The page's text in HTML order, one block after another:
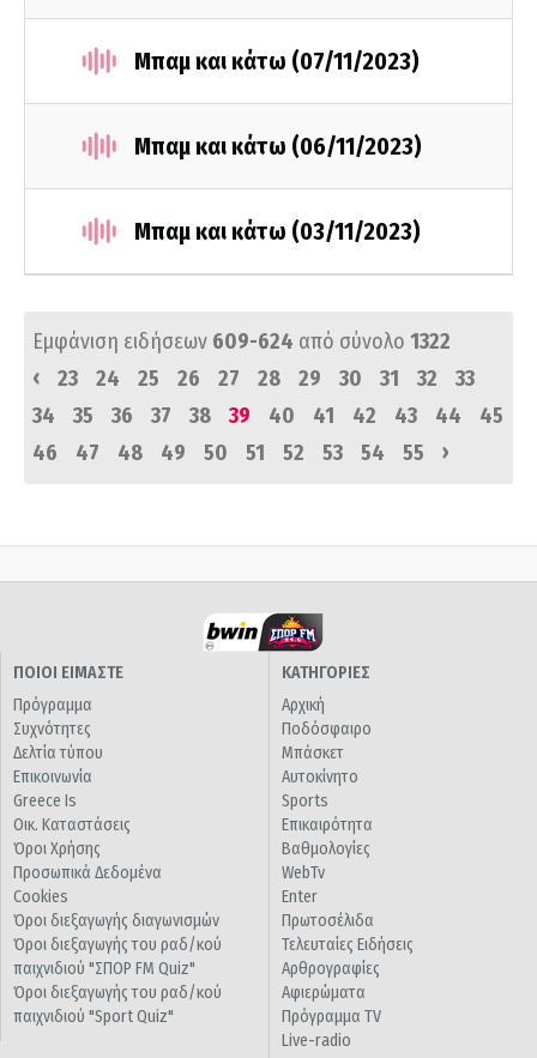
Μπαμ και κάτω (07/11/2023)
Μπαμ και κάτω (06/11/2023)
Μπαμ και κάτω (03/11/2023)
Εμφάνιση ειδήσεων 609-624 από σύνολο 1322
‹
23 24 25 26 27 28 29 30 31 32
33
34
35 36 37 38 39 40 41 42 43 44
45
46
47 48 49 50 51 52 53 54 55 ›
ΠΟΙΟΙ ΕΙΜΑΣΤΕ
Πρόγραμμα
Συχνότητες
Δελτία τύπου
Επικοινωνία
Greece Is
Οικ. Καταστάσεις
Όροι Χρήσης
Προσωπικά Δεδομένα
Cookies
Όροι διεξαγωγής διαγωνισμών
Όροι διεξαγωγής του ραδ/κού
παιχνιδιού "ΣΠΟΡ FM Quiz"
Όροι διεξαγωγής του ραδ/κού
παιχνιδιού "Sport Quiz"
ΚΑΤΗΓΟΡΙΕΣ
Αρχική
Ποδόσφαιρο
Μπάσκετ
Αυτοκίνητο
Sports
Επικαιρότητα
Βαθμολογίες
WebTv
Enter
Πρωτοσέλιδα
Τελευταίες Ειδήσεις
Αρθρογραφίες
Αφιερώματα
Πρόγραμμα TV
Live-radio